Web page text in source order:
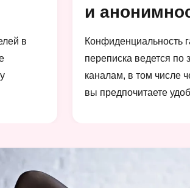
в
и
Конфиденциальность
переписка ведется
каналам, в том числе
вы предпочитаете